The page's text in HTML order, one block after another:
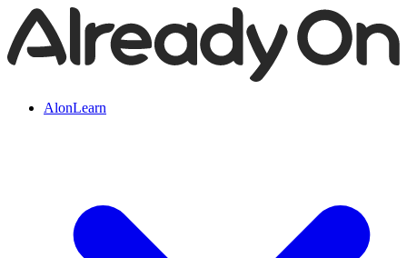
AlonLearn